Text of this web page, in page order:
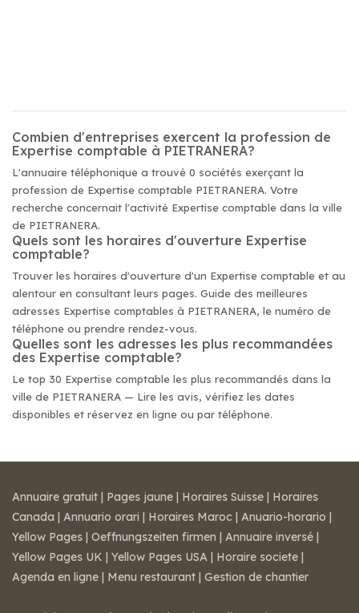
Combien d'entreprises exercent la profession de
Expertise comptable à PIETRANERA?
L'annuaire téléphonique a trouvé 0 sociétés exerçant la
profession de Expertise comptable PIETRANERA. Votre
recherche concernait l'activité Expertise comptable dans la ville
de PIETRANERA.
Quels sont les horaires d'ouverture Expertise
comptable?
Trouver les horaires d'ouverture d'un Expertise comptable et au
alentour en consultant leurs pages. Guide des meilleures
adresses Expertise comptables à PIETRANERA, le numéro de
téléphone ou prendre rendez-vous.
Quelles sont les adresses les plus recommandées
des Expertise comptable?
Le top 30 Expertise comptable les plus recommandés dans la
ville de PIETRANERA — Lire les avis, vérifiez les dates
disponibles et réservez en ligne ou par téléphone.
Annuaire gratuit | Pages jaune | Horaires Suisse | Horaires
Canada | Annuario orari | Horaires Maroc | Anuario-horario |
Yellow Pages | Oeffnungszeiten firmen | Annuaire inversé |
Yellow Pages UK | Yellow Pages USA | Horaire societe |
Agenda en ligne | Menu restaurant | Gestion de chantier